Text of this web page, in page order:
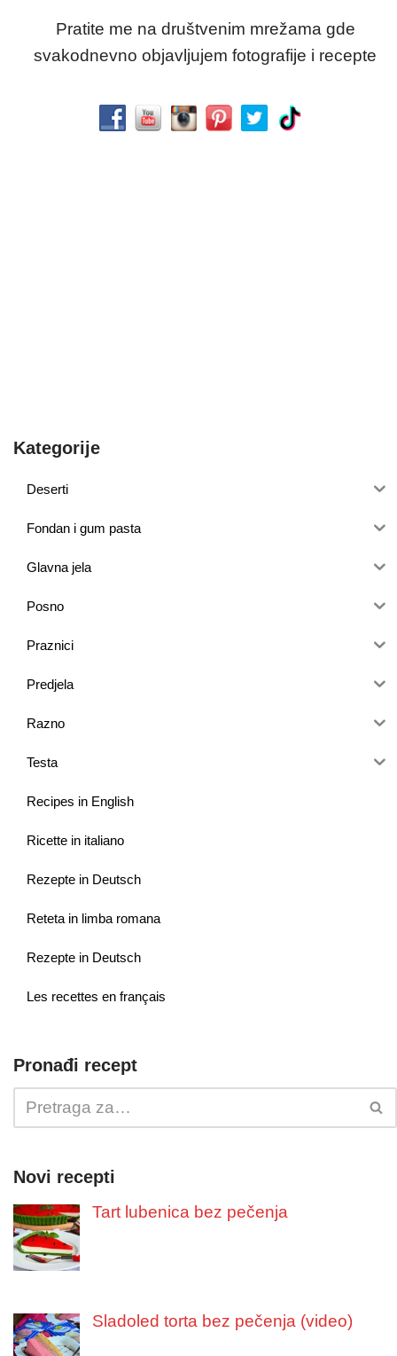
Pratite me na društvenim mrežama gde
svakodnevno objavljujem fotografije i recepte
Kategorije
Deserti
Fondan i gum pasta
Glavna jela
Posno
Praznici
Predjela
Razno
Testa
Recipes in English
Ricette in italiano
Rezepte in Deutsch
Reteta in limba romana
Rezepte in Deutsch
Les recettes en français
Pronađi recept
Novi recepti
Tart lubenica bez pečenja
Sladoled torta bez pečenja (video)